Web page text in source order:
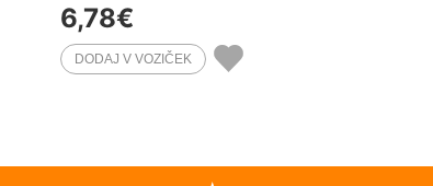
6,78€